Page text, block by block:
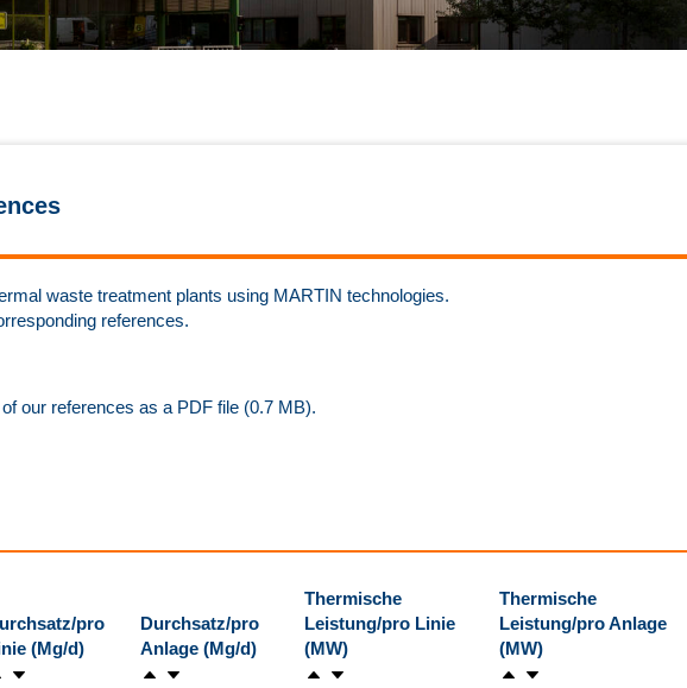
waste treatment plants using MARTIN technologies.
references.
our references as a PDF file (0.7 MB).
pro
(Mg/d)
Durchsatz/pro
Anlage (Mg/d)
Thermische
Leistung/pro Linie
(MW)
Thermische
Leistung/pro Anlage
(MW)